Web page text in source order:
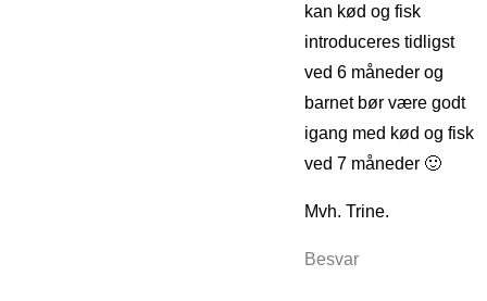
kan kød og fisk
introduceres tidligst
ved 6 måneder og
barnet bør være godt
igang med kød og fisk
ved 7 måneder 🙂
Mvh. Trine.
Besvar